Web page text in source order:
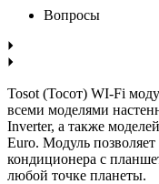
Вопросы
Tosot (Тосот) WI-Fi
всеми моделями
Inverter, а также
Euro. Модуль позволяет
кондиционера с
любой точке планеты.